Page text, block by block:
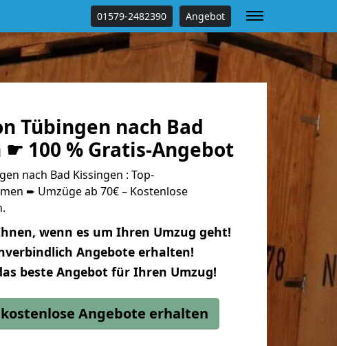
01579-2482390 Angebot
Tübingen nach Bad
☛ 100 % Gratis-Angebot
nach Bad Kissingen : Top-
➨ Umzüge ab 70€ – Kostenlose
wenn es um Ihren Umzug geht!
Angebote erhalten!
beste Angebot für Ihren Umzug!
Angebote erhalten